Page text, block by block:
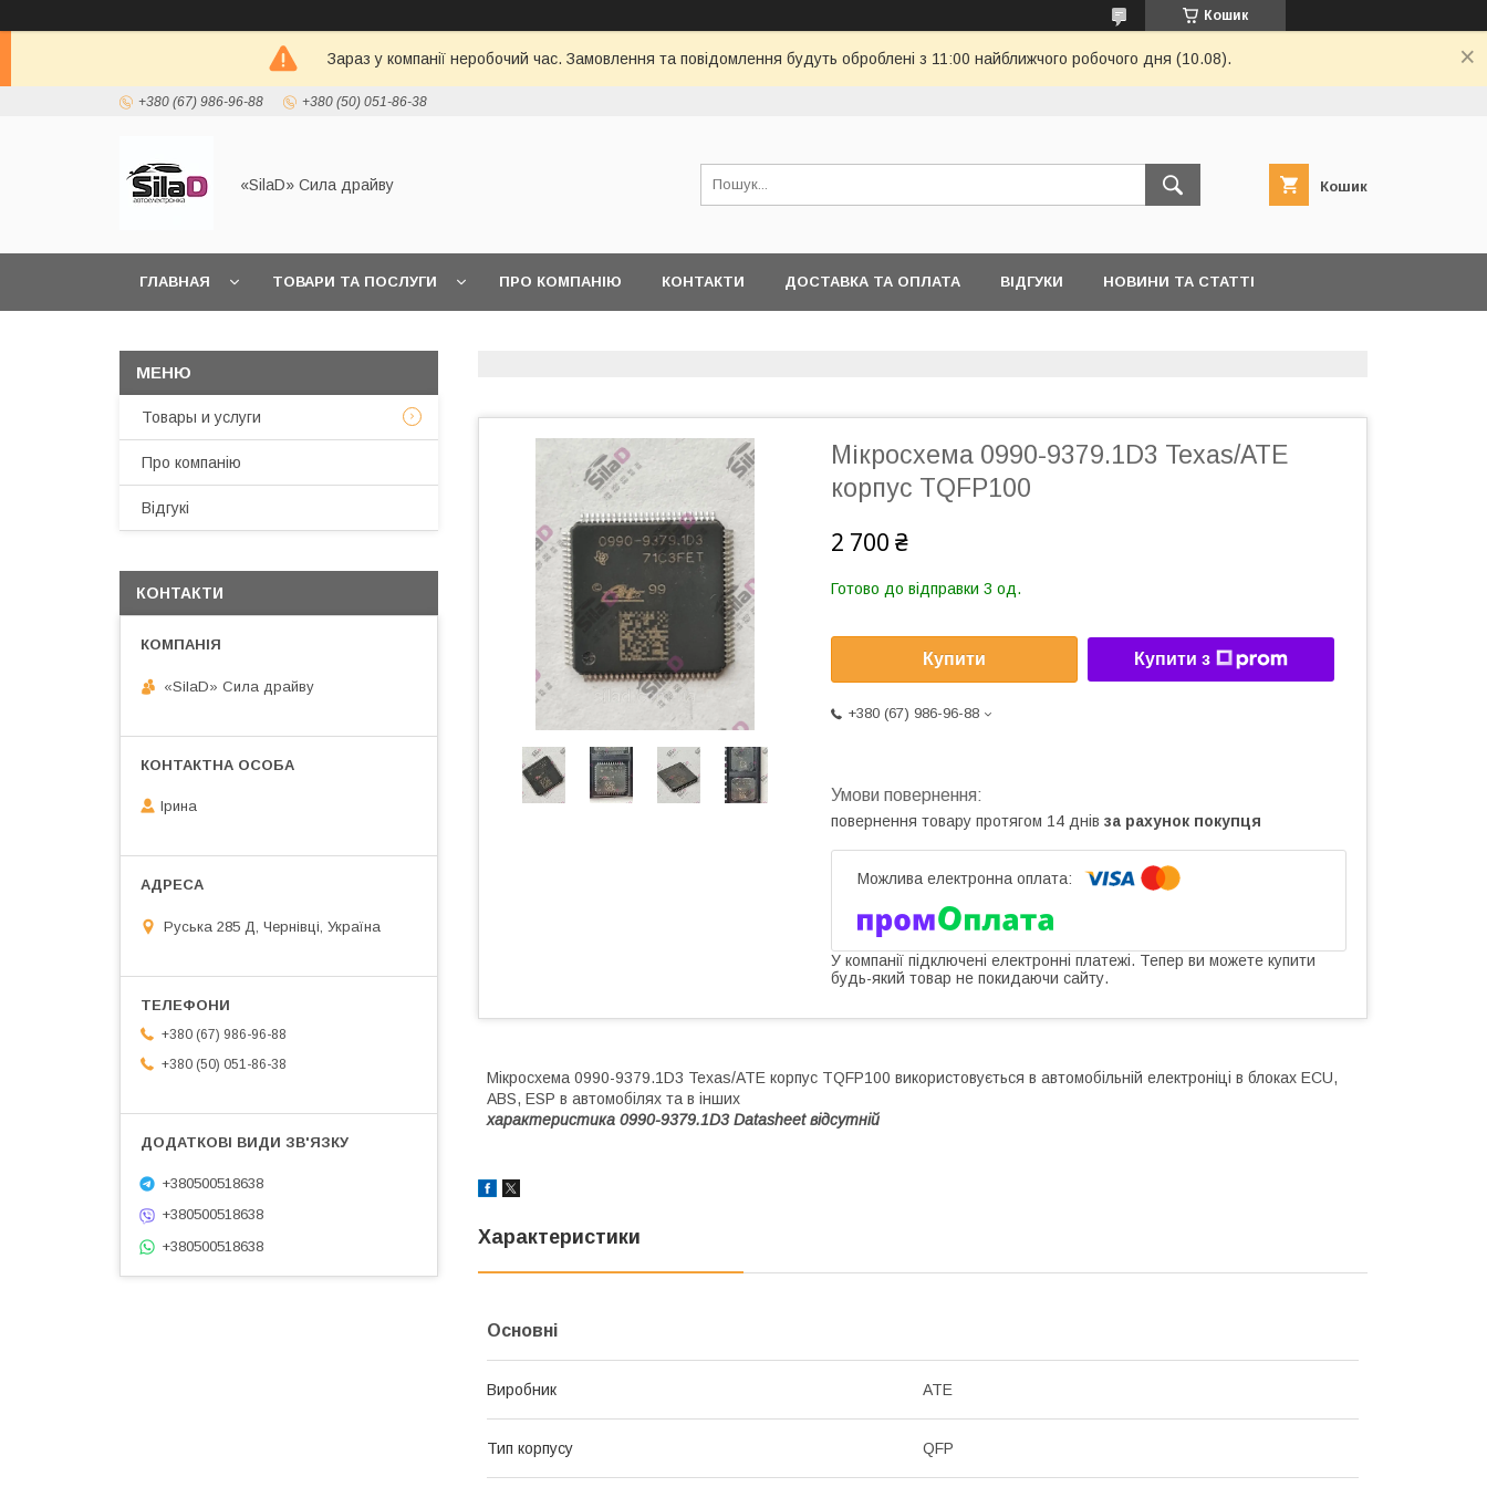
Кошик
Зараз у компанії неробочий час. Замовлення та повідомлення будуть оброблені з 11:00 найближчого робочого дня (10.08).
+380 (67) 986-96-88 +380 (50) 051-86-38
«SilaD» Сила драйву Кошик
ГЛАВНАЯ ТОВАРИ ТА ПОСЛУГИ ПРО КОМПАНІЮ КОНТАКТИ ДОСТАВКА ТА ОПЛАТА ВІДГУКИ НОВИНИ ТА СТАТТІ
Мікросхема 0990-9379.1D3 Texas/ATE
корпус TQFP100
2 700 ₴
Готово до відправки 3 од.
Купити Купити з
+380 (67) 986-96-88
повернення товару протягом 14 днів за рахунок покупця
У компанії підключені електронні платежі. Тепер ви можете купити
будь-який товар не покидаючи сайту.
Мікросхема 0990-9379.1D3 Texas/ATE корпус TQFP100 використовується в автомобільній електроніці в блоках ECU,
ABS, ESP в автомобілях та в інших
характеристика 0990-9379.1D3Datasheet відсутній
Характеристики
Основні
Виробник ATE
Тип корпусу QFP
Товары и услуги
Про компанію
Відгукі
КОНТАКТИ
«SilaD» Сила драйву
Ірина
Руська 285 Д, Чернівці, Україна
+380 (67) 986-96-88
+380 (50) 051-86-38
+380500518638
+380500518638
+380500518638